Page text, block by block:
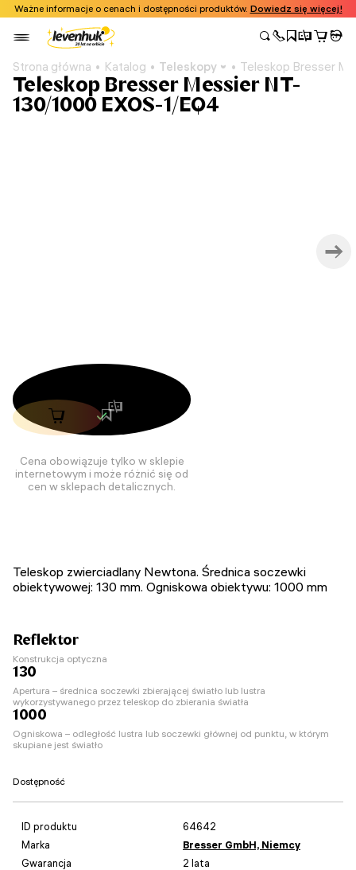
Ważne informacje o cenach i dostępności produktów. Dowiedz się więcej!
Strona główna Katalog Teleskopy Teleskop Bresser
Teleskop Bresser Messier NT-
130/1000 EXOS-1/EQ4
Cena obowiązuje tylko w sklepie
internetowym i może różnić się od
cen w sklepach detalicznych.
Teleskop zwierciadlany Newtona. Średnica soczewki
obiektywowej: 130 mm. Ogniskowa obiektywu: 1000 mm
Reflektor
Konstrukcja optyczna
130
Apertura – średnica soczewki zbierającej światło lub lustra
wykorzystywanego przez teleskop do zbierania światła
1000
Ogniskowa – odległość lustra lub soczewki głównej od punktu, w którym
skupiane jest światło
Dostępność
ID produktu
64642
Marka
Bresser GmbH, Niemcy
Gwarancja
2 lata